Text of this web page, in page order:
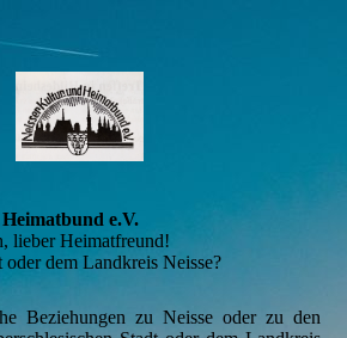
e.V.
lieber Heimatfreund!
oder dem Landkreis Neisse?
Beziehungen zu Neisse oder zu den